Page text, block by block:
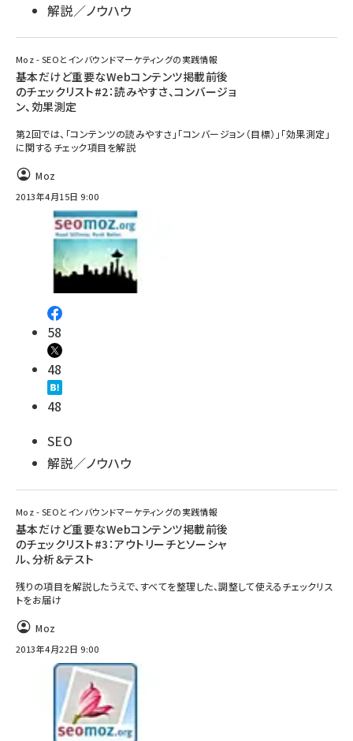
解説／ノウハウ
Moz - SEOとインバウンドマーケティングの実践情報
基本だけど重要なWebコンテンツ掲載前後
のチェックリスト#2：読みやすさ、コンバージョ
ン、効果測定
第2回では、「コンテンツの読みやすさ」「コンバージョン（目標）」「効果測定」
に関するチェック項目を解説
Moz
2013年4月15日 9:00
58
48
48
SEO
解説／ノウハウ
Moz - SEOとインバウンドマーケティングの実践情報
基本だけど重要なWebコンテンツ掲載前後
のチェックリスト#3：アウトリーチとソーシャ
ル、分析＆テスト
残りの項目を解説したうえで、すべてを整理した、調整して使えるチェックリス
トをお届け
Moz
2013年4月22日 9:00